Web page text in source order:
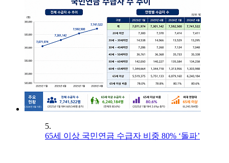
5.
65세 이상 국민연금 수급자 비중 80% ‘돌파’